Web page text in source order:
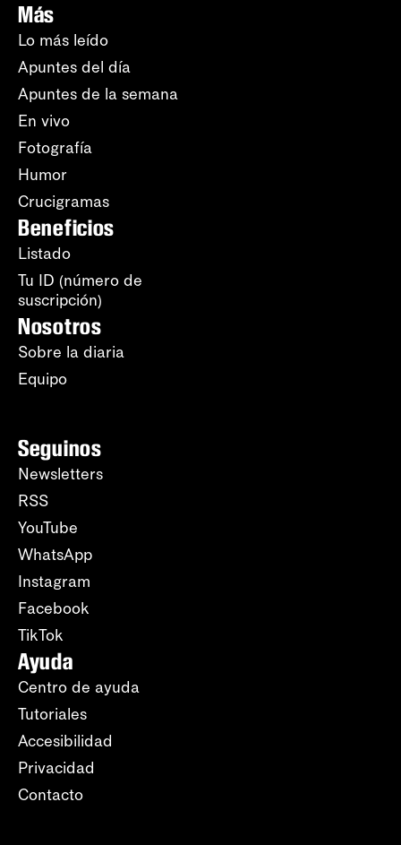
Más
Lo más leído
Apuntes del día
Apuntes de la semana
En vivo
Fotografía
Humor
Crucigramas
Beneficios
Listado
Tu ID (número de
suscripción)
Nosotros
Sobre la diaria
Equipo
Seguinos
Newsletters
RSS
YouTube
WhatsApp
Instagram
Facebook
TikTok
Ayuda
Centro de ayuda
Tutoriales
Accesibilidad
Privacidad
Contacto